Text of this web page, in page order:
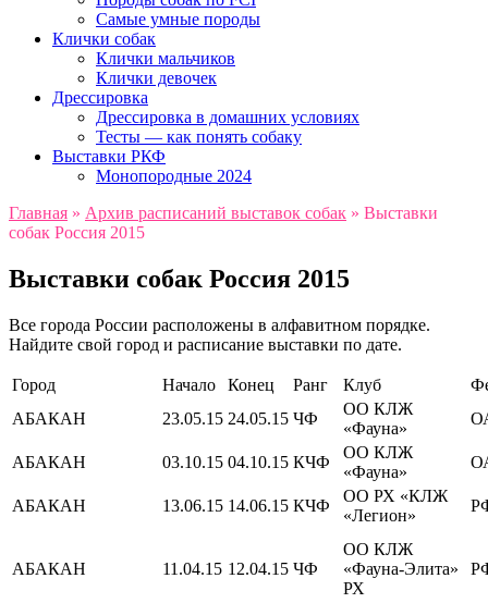
Самые умные породы
Клички собак
Клички мальчиков
Клички девочек
Дрессировка
Дрессировка в домашних условиях
Тесты — как понять собаку
Выставки РКФ
Монопородные 2024
Главная » Архив расписаний выставок собак » Выставки
собак Россия 2015
Выставки собак Россия 2015
Все города России расположены в алфавитном порядке.
Найдите свой город и расписание выставки по дате.
Город Начало Конец Ранг Клуб
АБАКАН
23.05.15 24.05.15 ЧФ
ОО КЛЖ
«Фауна»
АБАКАН 03.10.15 04.10.15 КЧФ
ОО КЛЖ
«Фауна»
АБАКАН 13.06.15 14.06.15 КЧФ
ОО РХ «КЛЖ
«Легион»
АБАКАН 11.04.15 12.04.15 ЧФ
ОО КЛЖ
«Фауна-Элита»
РХ